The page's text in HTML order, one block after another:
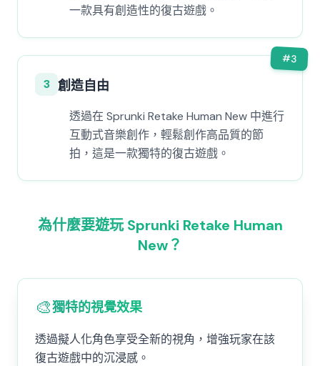
一款具有創造性的復古遊戲。
#3
3 創造自由
透過在 Sprunki Retake Human New 中進行
互動式音樂創作，輕鬆創作高品質的節
拍，這是一款獨特的復古遊戲。
為什麼要遊玩 Sprunki Retake Human
New？
🎨獨特的視覺效果
透過擬人化角色享受全新的視角，增強玩家在該
復古遊戲中的沉浸感。